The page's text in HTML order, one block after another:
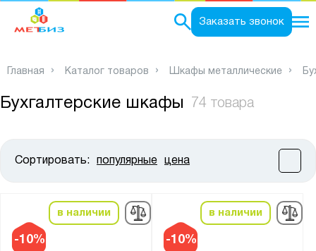
Заказать звонок
Главная Каталог товаров Шкафы металлические
Бухгалтерские шкафы 74 товара
Сортировать: популярные цена
-10%
в наличии
-10%
в наличии
Высота, мм: